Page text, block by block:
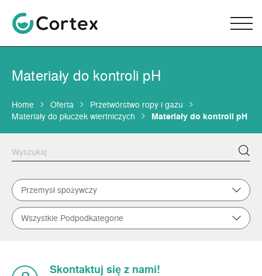
Materiały do kontroli pH
Home Oferta
Przetwórstwo ropy i gazu
Materiały do płuczek wiertniczych
Materiały do kontroli pH
Przemysł spożywczy
Wszystkie Podpodkategorie
Skontaktuj się z nami!